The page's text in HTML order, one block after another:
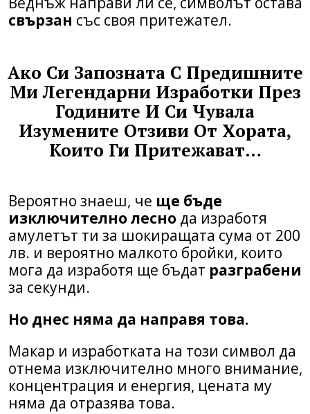
свързан със своя притежател.
Ако Си Запозната С Предишните
Ми Легендарни Изработки През
Годините И Си Чувала
Изумените Отзиви От Хората,
Които Ги Притежават…
Вероятно знаеш, че ще бъде
изключително лесно да изработя
амулетът ти за шокиращата сума от 200
лв. и вероятно малкото бройки, които
мога да изработя ще бъдат разграбени
за секунди.
Но днес няма да направя това.
Макар и изработката на този символ да
отнема изключително много внимание,
концентрация и енергия, цената му
няма да отразява това.